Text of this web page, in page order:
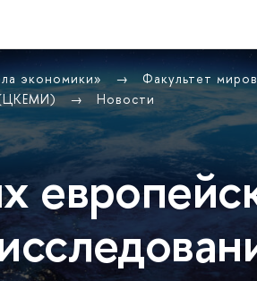
экономики» Факультет
(ЦКЕМИ)
Новости